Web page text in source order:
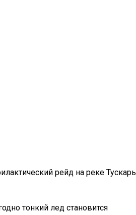
рейд на реке Тускарь
тонкий лед становится